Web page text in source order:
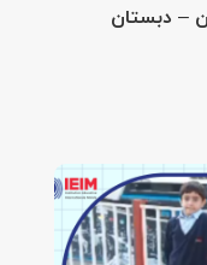
– دبستان